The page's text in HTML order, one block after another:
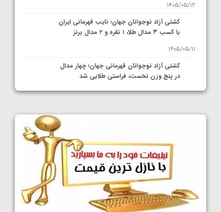
1405/05/12
کشتی آزاد نوجوانان جهان؛ نایب قهرمانی ایران
با کسب ۳ مدال طلا، ۱ نقره و ۲ مدال برنز
1405/05/11
کشتی آزاد نوجوانان قهرمانی جهان؛ چهار مدال
در پنج وزن نخست، فراستی طلایی شد
1405/05/11
کشتی آزاد نوجوانان جهان؛ رقبای نمایندگان
ایران مشخص شدند
1405/05/08
کشتی فرنگی نوجوانان جهان؛ سکوی تیمی
سوم برای ایران